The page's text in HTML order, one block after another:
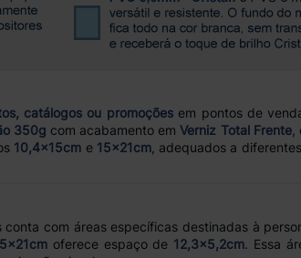
catálogos ou promoçõesem pontos de
350g com acabamento emVerniz Total Frente,
10,4x15cm e 15x21cm, adequados a
conta com áreas específicas destinadas à
oferece espaço de 12,3x5,2cm. Essa